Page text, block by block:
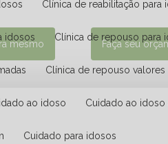
mesmo Faça seu
Clínica de reabilitação para
idosos Clínica de repouso para
Clínica de repouso valores
ao idoso Cuidado ao
Cuidado para idosos